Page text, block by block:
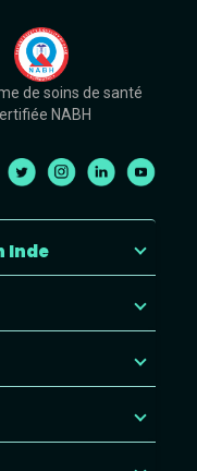
de soins de santé
NABH
Inde